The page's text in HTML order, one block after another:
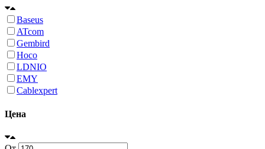
Baseus
ATcom
Gembird
Hoco
LDNIO
EMY
Cablexpert
Цена